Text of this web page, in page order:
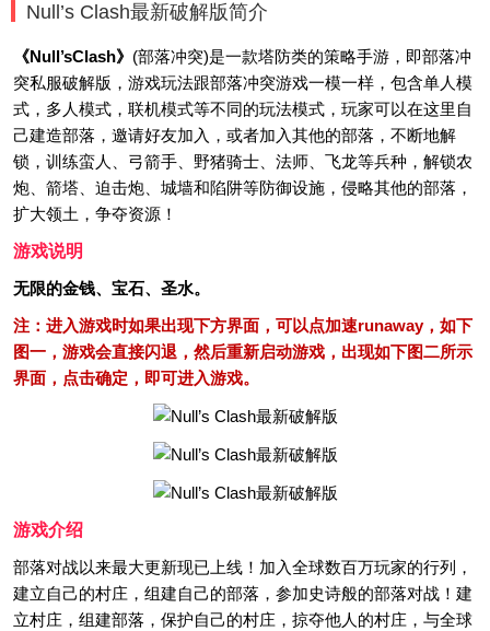
Null’s Clash最新破解版简介
《Null’sClash》 (部落冲突)是一款塔防类的策略手游，即部落冲
突私服破解版，游戏玩法跟部落冲突游戏一模一样，包含单人模
式，多人模式，联机模式等不同的玩法模式，玩家可以在这里自
己建造部落，邀请好友加入，或者加入其他的部落，不断地解
锁，训练蛮人、弓箭手、野猪骑士、法师、飞龙等兵种，解锁农
炮、箭塔、迫击炮、城墙和陷阱等防御设施，侵略其他的部落，
扩大领土，争夺资源！
游戏说明
无限的金钱、宝石、圣水。
注：进入游戏时如果出现下方界面，可以点加速runaway，如下
图一，游戏会直接闪退，然后重新启动游戏，出现如下图二所示
界面，点击确定，即可进入游戏。
游戏介绍
部落对战以来最大更新现已上线！加入全球数百万玩家的行列，
建立自己的村庄，组建自己的部落，参加史诗般的部落对战！建
立村庄，组建部落，保护自己的村庄，掠夺他人的村庄，与全球